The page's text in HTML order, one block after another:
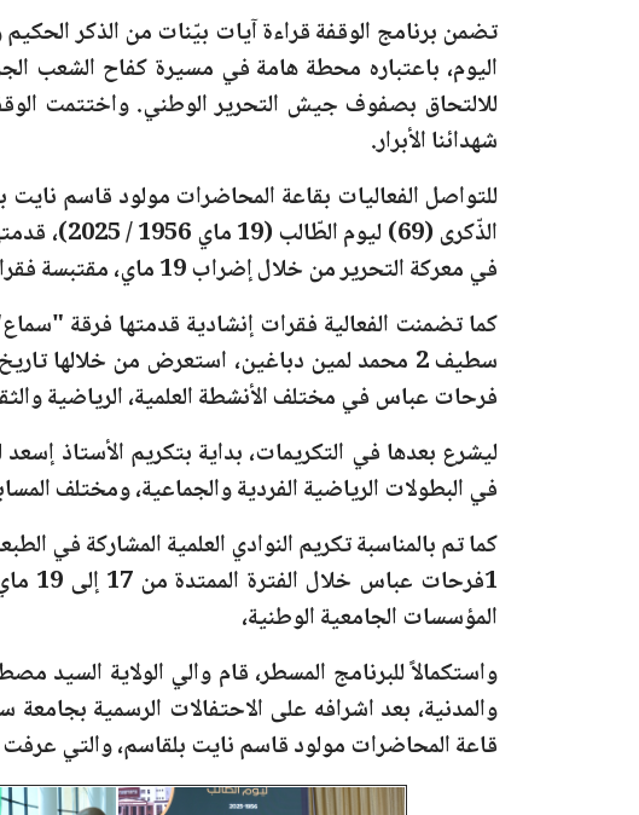
تضمن برنامج الوقفة قراءة آيات بيّنات من الذكر الحكيم
اليوم، باعتباره محطة هامة في مسيرة كفاح الشعب
للالتحاق بصفوف جيش التحرير الوطني. واختتمت
شهدائنا الأبرار.
للتواصل الفعاليات بقاعة المحاضرات مولود قاسم نايت
الذّكرى (69) ليوم الطّالب (19 ماي 1956 / 2025)
،
في معركة التحرير من خلال إضراب 19 ماي، مقتبسة فقرات من بيان الاتحاد العام للطلبة المسلمين الجزائريين.
كما تضمنت الفعالية فقرات إنشادية قدمتها فرقة
سطيف 2 محمد لمين دباغين
فرحات عباس في مختلف الأنشطة العلمية، الرياضية
ليشرع بعدها في التكريمات، بداية بتكريم الأستاذ
في البطولات الرياضية الفردية والجماعية، ومختلف
كما تم بالمناسبة تكريم النوادي العلمية المشاركة في
1فرحات عباس خلال الفترة الممتدة من
17 إلى 19 ماي 2025
المؤسسات الجامعية الوطنية،
واستكمالاً للبرنامج المسطر، قام والي الولاية السيد
والمدنية، بعد اشرافه على الاحتفالات الرسمية بجامعة سطيف 2
قاعة المحاضرات مولود قاسم نايت بلقاسم، والتي